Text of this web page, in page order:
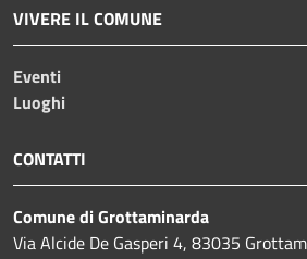
VIVERE IL COMUNE
Eventi
Luoghi
CONTATTI
Comune di Grottaminarda
Via Alcide De Gasperi 4, 83035